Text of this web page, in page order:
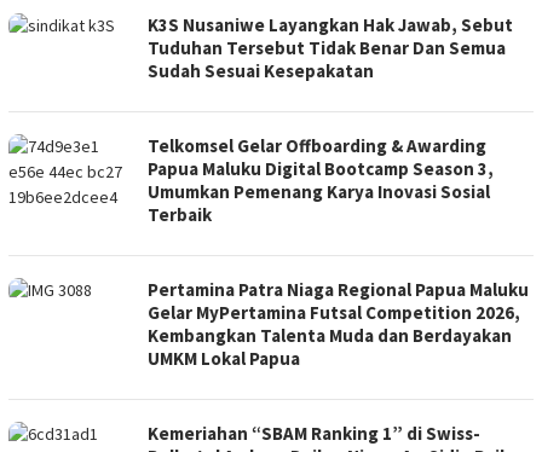
K3S Nusaniwe Layangkan Hak Jawab, Sebut
Tuduhan Tersebut Tidak Benar Dan Semua
Sudah Sesuai Kesepakatan
Telkomsel Gelar Offboarding & Awarding
Papua Maluku Digital Bootcamp Season 3,
Umumkan Pemenang Karya Inovasi Sosial
Terbaik
Pertamina Patra Niaga Regional Papua Maluku
Gelar MyPertamina Futsal Competition 2026,
Kembangkan Talenta Muda dan Berdayakan
UMKM Lokal Papua
Kemeriahan “SBAM Ranking 1” di Swiss-